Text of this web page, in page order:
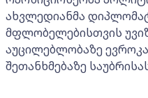
ახვლედიანმა
მფლობელებისთვის
აუცილებლობაზე
შეთანხმებაზე